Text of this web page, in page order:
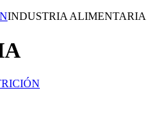
INDUSTRIA ALIMENTARIA